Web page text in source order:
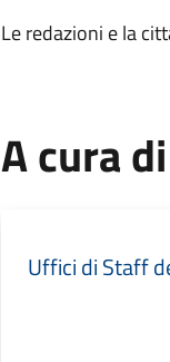
Le redazioni e la
A cura di
Uffici di Staff